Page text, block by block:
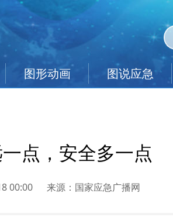
图形动画 图说应急
点，安全多一点
00:00 来源： 国家应急广播网